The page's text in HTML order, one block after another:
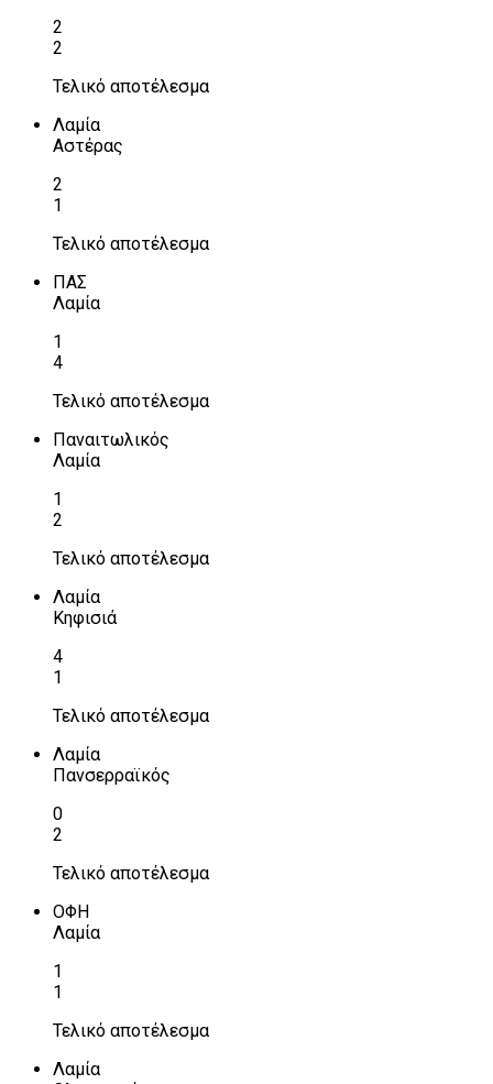
2
2
Τελικό αποτέλεσμα
Λαμία
Αστέρας
2
1
Τελικό αποτέλεσμα
ΠΑΣ
Λαμία
1
4
Τελικό αποτέλεσμα
Παναιτωλικός
Λαμία
1
2
Τελικό αποτέλεσμα
Λαμία
Κηφισιά
4
1
Τελικό αποτέλεσμα
Λαμία
Πανσερραϊκός
0
2
Τελικό αποτέλεσμα
ΟΦΗ
Λαμία
1
1
Τελικό αποτέλεσμα
Λαμία